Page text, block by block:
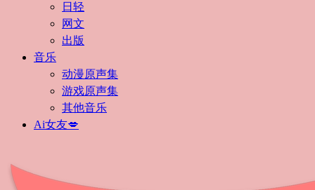
日轻
网文
出版
音乐
动漫原声集
游戏原声集
其他音乐
Ai女友💋